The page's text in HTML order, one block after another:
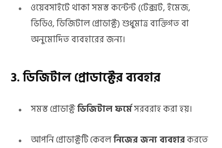
ওয়েবসাইটে থাকা সমস্ত কন্টেন্ট (টেক্সট, ইমেজ,
ভিডিও, ডিজিটাল প্রোডাক্ট) শুধুমাত্র ব্যক্তিগত বা
অনুমোদিত ব্যবহারের জন্য।
3. ডিজিটাল প্রোডাক্টের ব্যবহার
সমস্ত প্রোডাক্টডিজিটাল ফর্মেসরবরাহ করা হয়।
আপনি প্রোডাক্টটি কেবলনিজের জন্য ব্যবহারকরতে